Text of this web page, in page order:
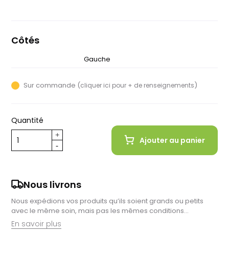
Côtés
Gauche
Sur commande (cliquer ici pour + de renseignements)
Quantité
Ajouter au panier
Nous livrons
Nous expédions vos produits qu’ils soient grands ou petits
avec le même soin, mais pas les mêmes conditions…
En savoir plus